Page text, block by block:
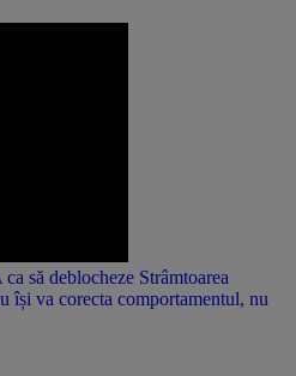
să deblocheze Strâmtoarea
își va corecta comportamentul, nu